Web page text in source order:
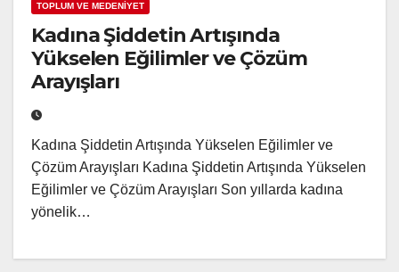
TOPLUM VE MEDENİYET
Kadına Şiddetin Artışında
Yükselen Eğilimler ve Çözüm
Arayışları
Kadına Şiddetin Artışında Yükselen Eğilimler ve
Çözüm Arayışları Kadına Şiddetin Artışında Yükselen
Eğilimler ve Çözüm Arayışları Son yıllarda kadına
yönelik…